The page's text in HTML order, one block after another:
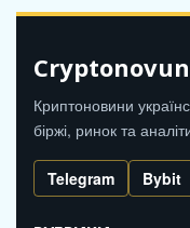
Криптоновини
біржі, ринок та
Telegram Bybit